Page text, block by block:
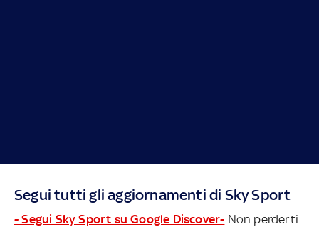
Segui tutti gli aggiornamenti di Sky Sport
- Segui Sky Sport su Google Discover- Non perderti